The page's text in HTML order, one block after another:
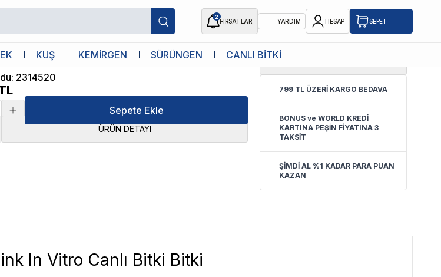
2
FIRSATLAR YARDIM HESAP SEPET
KUŞ KEMİRGEN SÜRÜNGEN CANLI BİTKİ
Reineckii Pink In Vitro Canlı Bitki
: 2314520
Sepete Ekle
ÜRÜN DETAYI
0.0
799 TL ÜZERİ KARGO BEDAVA
BONUS ve WORLD KREDİ
KARTINA PEŞİN FİYATINA 3
TAKSİT
ŞİMDİ AL %1 KADAR PARA PUAN
KAZAN
In Vitro Canlı Bitki Bitki